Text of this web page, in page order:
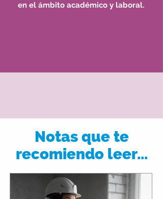
en el ámbito académico y laboral.
Notas que te
recomiendo leer...